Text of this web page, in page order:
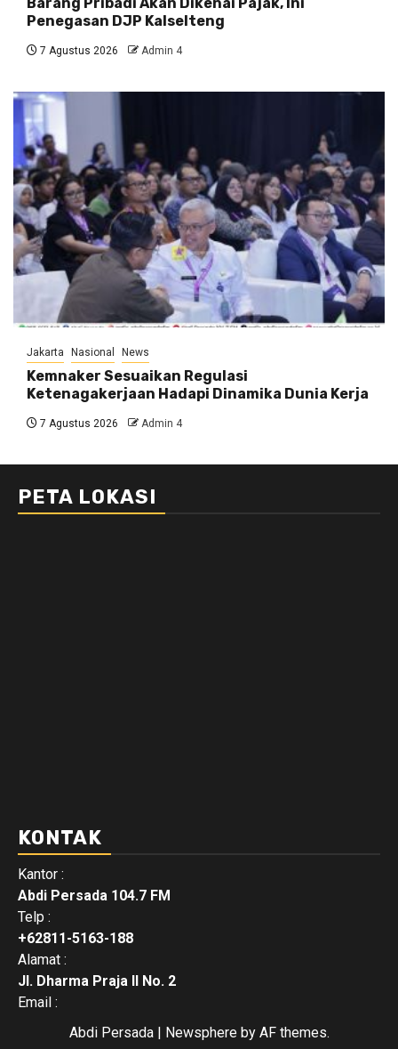
Penegasan DJP Kalselteng
7 Agustus 2026 Admin 4
Jakarta Nasional News
Kemnaker Sesuaikan Regulasi
Ketenagakerjaan Hadapi Dinamika Dunia Kerja
7 Agustus 2026 Admin 4
PETA LOKASI
KONTAK
Kantor :
Abdi Persada 104.7 FM
Telp :
+62811-5163-188
Alamat :
Jl. Dharma Praja II No. 2
Email :
Abdi Persada | Newsphereby AF themes.